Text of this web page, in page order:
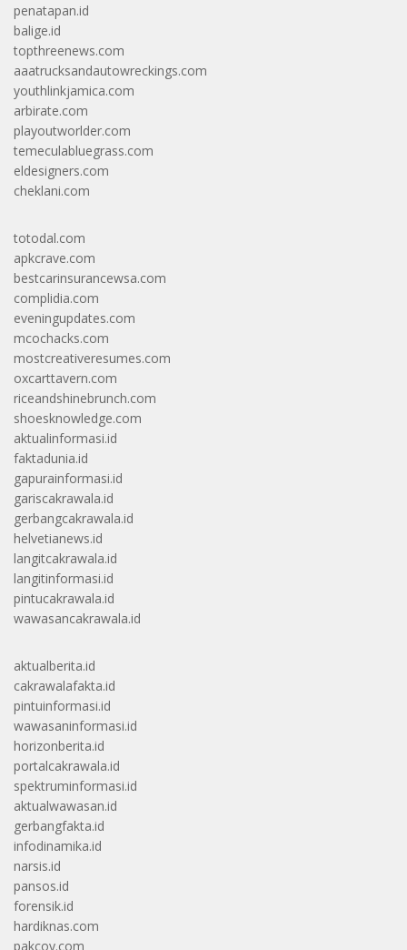
penatapan.id
balige.id
topthreenews.com
aaatrucksandautowreckings.com
youthlinkjamica.com
arbirate.com
playoutworlder.com
temeculabluegrass.com
eldesigners.com
cheklani.com
totodal.com
apkcrave.com
bestcarinsurancewsa.com
complidia.com
eveningupdates.com
mcochacks.com
mostcreativeresumes.com
oxcarttavern.com
riceandshinebrunch.com
shoesknowledge.com
aktualinformasi.id
faktadunia.id
gapurainformasi.id
gariscakrawala.id
gerbangcakrawala.id
helvetianews.id
langitcakrawala.id
langitinformasi.id
pintucakrawala.id
wawasancakrawala.id
aktualberita.id
cakrawalafakta.id
pintuinformasi.id
wawasaninformasi.id
horizonberita.id
portalcakrawala.id
spektruminformasi.id
aktualwawasan.id
gerbangfakta.id
infodinamika.id
narsis.id
pansos.id
forensik.id
hardiknas.com
pakcoy.com